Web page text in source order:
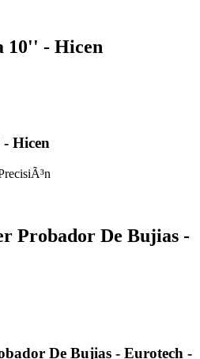
10'' - Hicen
Hicen
Probador De Bujias -
De Bujias - Eurotech -